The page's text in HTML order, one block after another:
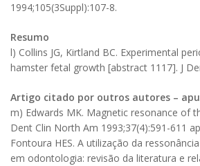
1994;105(3Suppl):107-8.
Resumo
l) Collins JG, Kirtland BC. Experimental
hamster fetal growth [abstract 1117]. J
Artigo citado por outros autores –
m) Edwards MK. Magnetic resonance of
Dent Clin North Am 1993;37(4):591-611
Fontoura HES. A utilização da
em odontologia: revisão da literatura e